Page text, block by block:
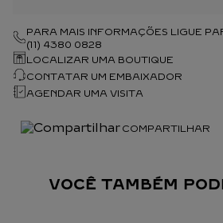
PARA MAIS INFORMAÇÕES LIGUE
(11) 4380 0828
LOCALIZAR UMA BOUTIQUE
CONTATAR UM EMBAIXADOR
AGENDAR UMA VISITA
COMPARTILHAR
VOCÊ TAMBÉM